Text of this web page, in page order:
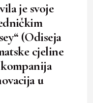
je svoje
(Odiseja
cjeline
u